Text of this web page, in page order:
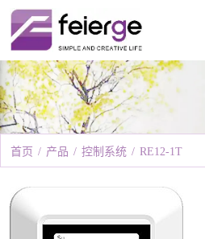
首页 / 产品 / 控制系统 / RE12-1T